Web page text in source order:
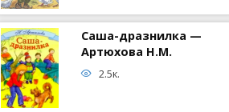
Саша-дразнилка —
Артюхова Н.М.
2.5к.